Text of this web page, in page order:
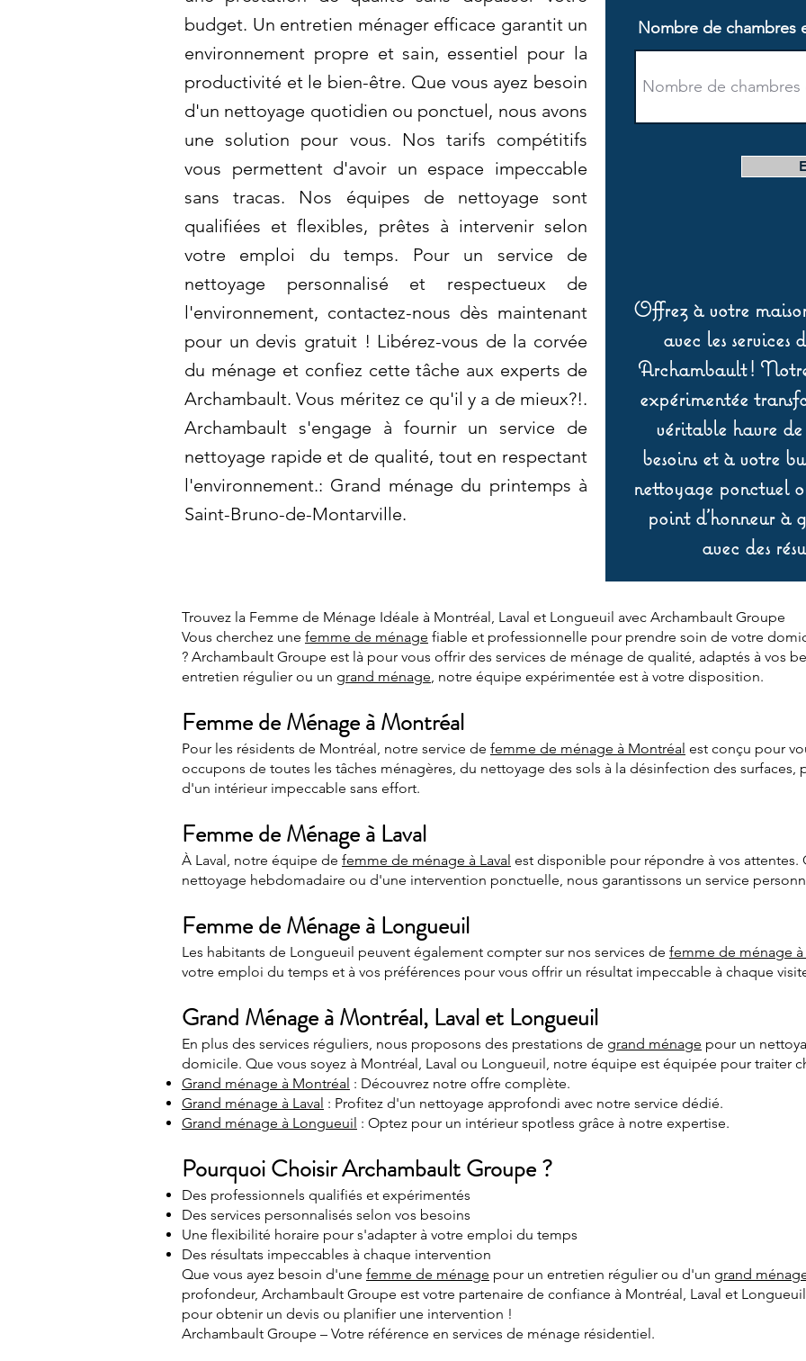
budget. Un entretien ménager efficace garantit un
environnement propre et sain, essentiel pour la
productivité et le bien-être. Que vous ayez besoin
d'un nettoyage quotidien ou ponctuel, nous avons
une solution pour vous. Nos tarifs compétitifs
vous permettent d'avoir un espace impeccable
sans tracas. Nos équipes de nettoyage sont
qualifiées et flexibles, prêtes à intervenir selon
votre emploi du temps. Pour un service de
nettoyage personnalisé et respectueux de
l'environnement, contactez-nous dès maintenant
pour un devis gratuit ! Libérez-vous de la corvée
du ménage et confiez cette tâche aux experts de
Archambault. Vous méritez ce qu'il y a de mieux?!.
Archambault s'engage à fournir un service de
nettoyage rapide et de qualité, tout en respectant
l'environnement.: Grand ménage du printemps à
Saint-Bruno-de-Montarville.
Nombre de chambres
Offrez à votre
avec les services
Archambault !
expérimentée
véritable havre
besoins et à votre
nettoyage ponctuel
point d’honneur à
avec des
Trouvez la Femme de Ménage Idéale à Montréal, Laval et Longueuil avec Archambault Groupe
Vous cherchez une femme de ménage fiable et professionnelle pour prendre soin de votre
? Archambault Groupe est là pour vous offrir des services de ménage de qualité, adaptés à vos
entretien régulier ou un grand ménage, notre équipe expérimentée est à votre disposition.
Femme de Ménage à Montréal
Pour les résidents de Montréal, notre service de femme de ménage à Montréal est conçu pour
occupons de toutes les tâches ménagères, du nettoyage des sols à la désinfection des surfaces,
d'un intérieur impeccable sans effort.
Femme de Ménage à Laval
À Laval, notre équipe de femme de ménage à Laval est disponible pour répondre à vos attentes.
nettoyage hebdomadaire ou d'une intervention ponctuelle, nous garantissons un service
Femme de Ménage à Longueuil
Les habitants de Longueuil peuvent également compter sur nos services de femme de ménage
votre emploi du temps et à vos préférences pour vous offrir un résultat impeccable à chaque
Grand Ménage à Montréal, Laval et Longueuil
En plus des services réguliers, nous proposons des prestations de grand ménage pour un
domicile. Que vous soyez à Montréal, Laval ou Longueuil, notre équipe est équipée pour traiter
Grand ménage à Montréal : Découvrez notre offre complète.
Grand ménage à Laval : Profitez d'un nettoyage approfondi avec notre service dédié.
Grand ménage à Longueuil : Optez pour un intérieur spotless grâce à notre expertise.
Pourquoi Choisir Archambault Groupe ?
Des professionnels qualifiés et expérimentés
Des services personnalisés selon vos besoins
Une flexibilité horaire pour s'adapter à votre emploi du temps
Des résultats impeccables à chaque intervention
Que vous ayez besoin d'une femme de ménage pour un entretien régulier ou d'un grand
profondeur, Archambault Groupe est votre partenaire de confiance à Montréal, Laval et
pour obtenir un devis ou planifier une intervention !
Archambault Groupe – Votre référence en services de ménage résidentiel.